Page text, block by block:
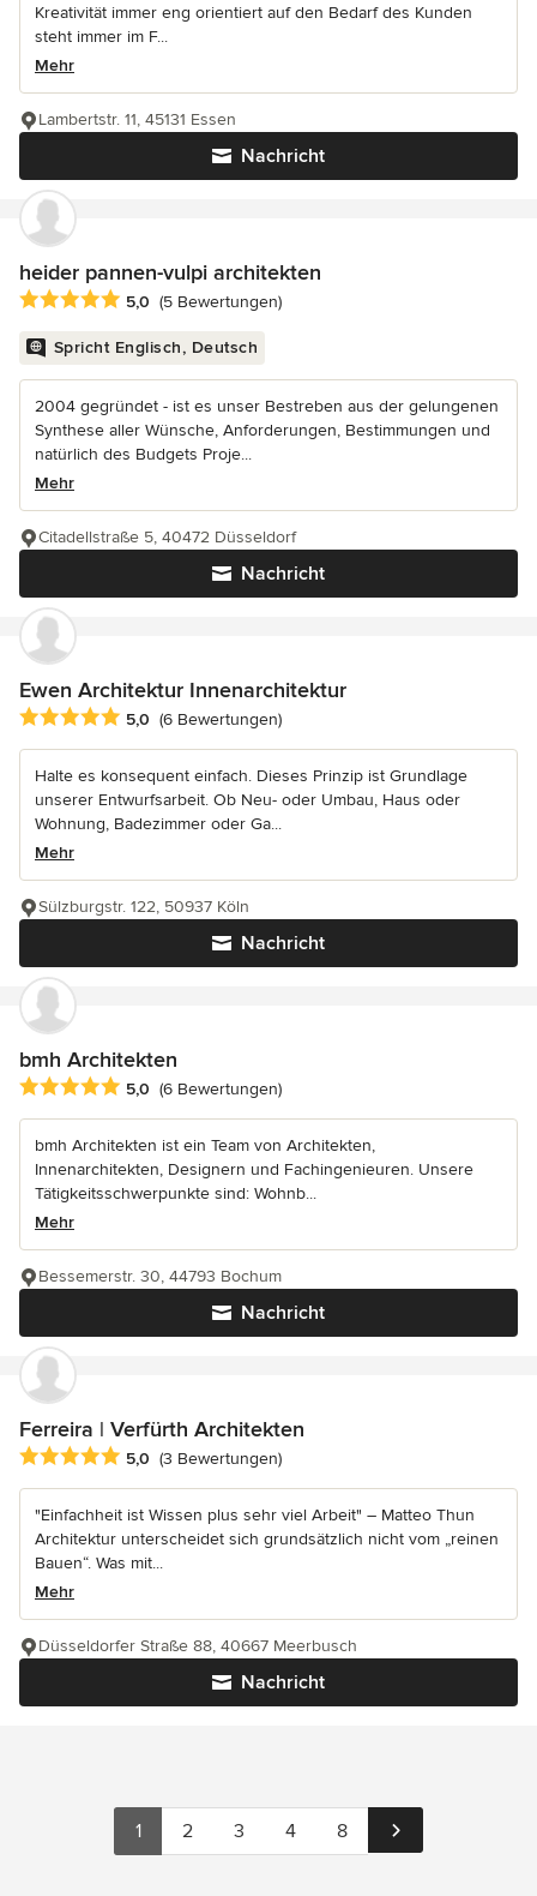
Kreativität immer eng orientiert auf den Bedarf des Kunden
steht immer im F...
Mehr
Nachricht
Lambertstr. 11, 45131 Essen
heider pannen-vulpi architekten
Durchschnittliche Bewertung: 5 von 5 Sternen
5,0 (5 Bewertungen)
Spricht Englisch, Deutsch
2004 gegründet - ist es unser Bestreben aus der gelungenen
Synthese aller Wünsche, Anforderungen, Bestimmungen und
natürlich des Budgets Proje...
Mehr
Nachricht
Citadellstraße 5, 40472 Düsseldorf
Ewen Architektur Innenarchitektur
Durchschnittliche Bewertung: 5 von 5 Sternen
5,0 (6 Bewertungen)
Halte es konsequent einfach. Dieses Prinzip ist Grundlage
unserer Entwurfsarbeit. Ob Neu- oder Umbau, Haus oder
Wohnung, Badezimmer oder Ga...
Mehr
Nachricht
Sülzburgstr. 122, 50937 Köln
bmh Architekten
Durchschnittliche Bewertung: 5 von 5 Sternen
5,0 (6 Bewertungen)
bmh Architekten ist ein Team von Architekten,
Innenarchitekten, Designern und Fachingenieuren. Unsere
Tätigkeitsschwerpunkte sind: Wohnb...
Mehr
Nachricht
Bessemerstr. 30, 44793 Bochum
Ferreira | Verfürth Architekten
Durchschnittliche Bewertung: 5 von 5 Sternen
5,0 (3 Bewertungen)
"Einfachheit ist Wissen plus sehr viel Arbeit" – Matteo Thun
Architektur unterscheidet sich grundsätzlich nicht vom „reinen
Bauen“. Was mit...
Mehr
Nachricht
Düsseldorfer Straße 88, 40667 Meerbusch
1 2 3 4 8